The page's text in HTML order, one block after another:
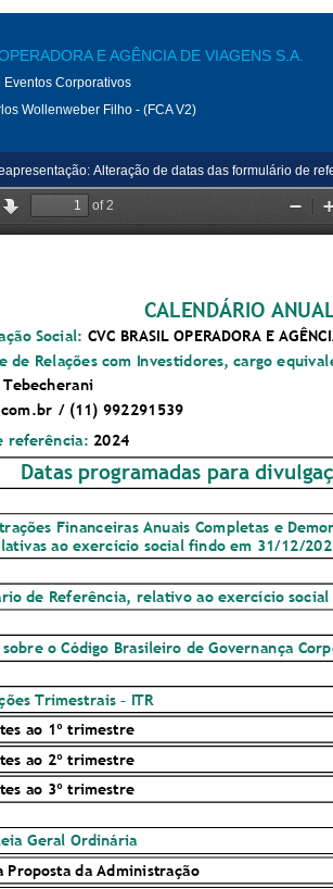
E AGÊNCIA DE VIAGENS S.A.
Corporativos
Wollenweber Filho - (FCA V2)
Alteração de datas das formulário de